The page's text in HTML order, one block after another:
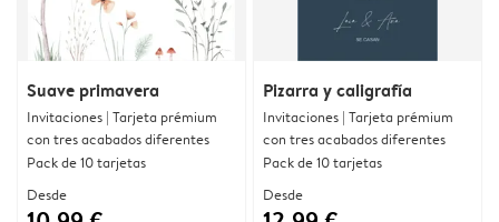
Suave primavera
Invitaciones | Tarjeta prémium
con tres acabados diferentes
Pack de 10 tarjetas
Desde
Pizarra y caligrafía
Invitaciones | Tarjeta prémium
con tres acabados diferentes
Pack de 10 tarjetas
Desde